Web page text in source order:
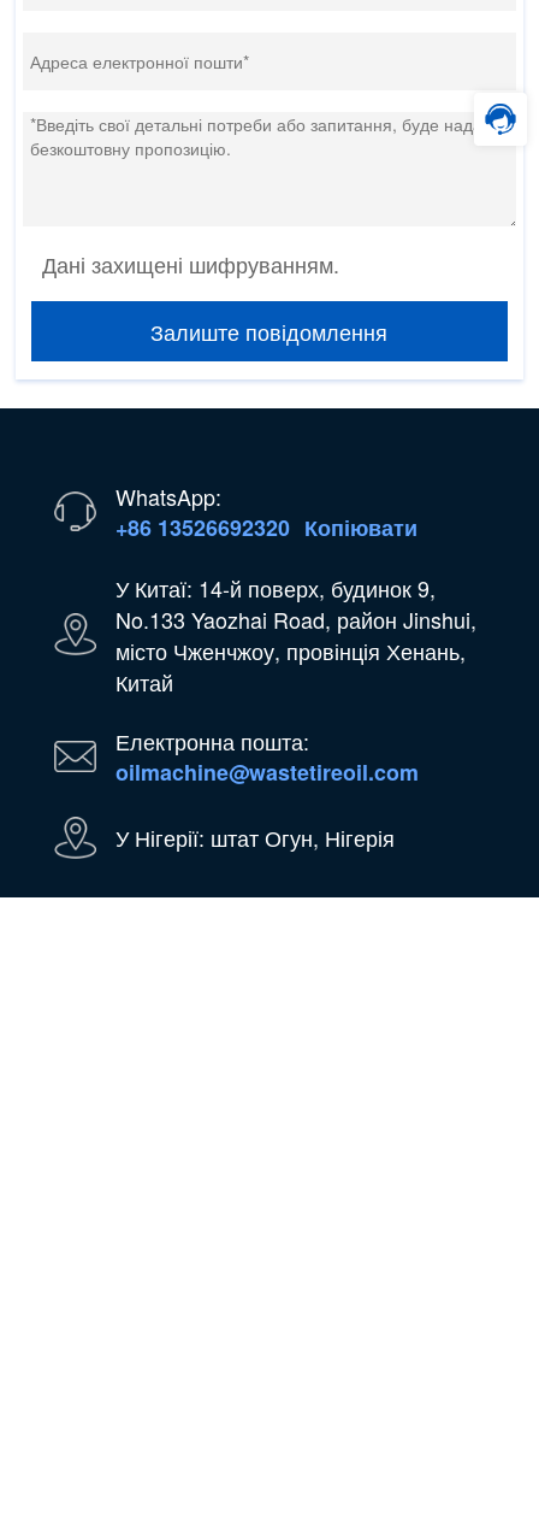
Дані захищені шифруванням.
Залиште повідомлення
WhatsApp:
+86 13526692320 Копіювати
У Китаї: 14-й поверх, будинок 9,
No.133 Yaozhai Road, район Jinshui,
місто Чженчжоу, провінція Хенань,
Китай
Електронна пошта:
oilmachine@wastetireoil.com
У Нігерії: штат Огун, Нігерія